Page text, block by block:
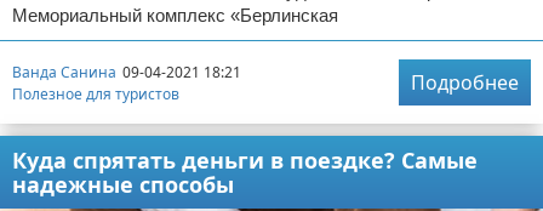
Мемориальный комплекс «Берлинская
Ванда Санина 09-04-2021 18:21
Полезное для туристов
Подробнее
Куда спрятать деньги в поездке? Самые
надежные способы